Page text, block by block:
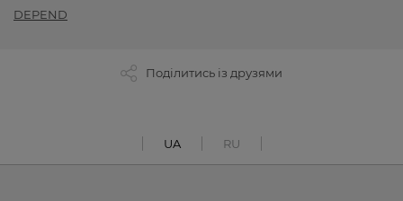
DEPEND
Поділитись із друзями
UA RU